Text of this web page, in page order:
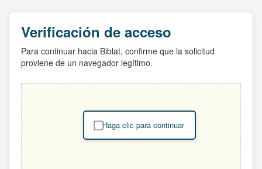
Verificación de acceso
Para continuar hacia Biblat, confirme que la solicitud
proviene de un navegador legítimo.
Haga clic para continuar